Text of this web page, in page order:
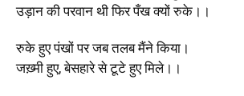
उड़ान की परवान थी फिर पँख क्यों रुके।।
रुके हुए पंखों पर जब तलब मैंने किया।
जख़्मी हुए, बेसहारे से टूटे हुए मिले।।